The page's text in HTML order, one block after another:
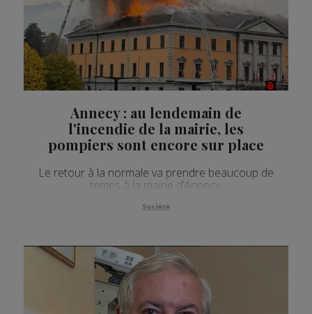
Annecy : au lendemain de
l'incendie de la mairie, les
pompiers sont encore sur place
Le retour à la normale va prendre beaucoup de
temps à la mairie d’Annecy.
Société